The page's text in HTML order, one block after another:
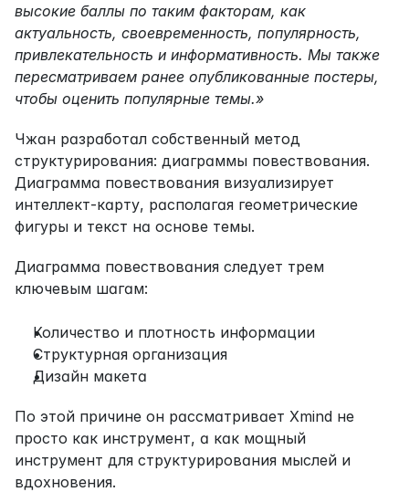
высокие баллы по таким факторам, как
актуальность, своевременность, популярность,
привлекательность и информативность. Мы также
пересматриваем ранее опубликованные постеры,
чтобы оценить популярные темы.»
Чжан разработал собственный метод
структурирования: диаграммы повествования.
Диаграмма повествования визуализирует
интеллект-карту, располагая геометрические
фигуры и текст на основе темы.
Диаграмма повествования следует трем
ключевым шагам:
Количество и плотность информации
Структурная организация
Дизайн макета
По этой причине он рассматривает Xmind не
просто как инструмент, а как мощный
инструмент для структурирования мыслей и
вдохновения.